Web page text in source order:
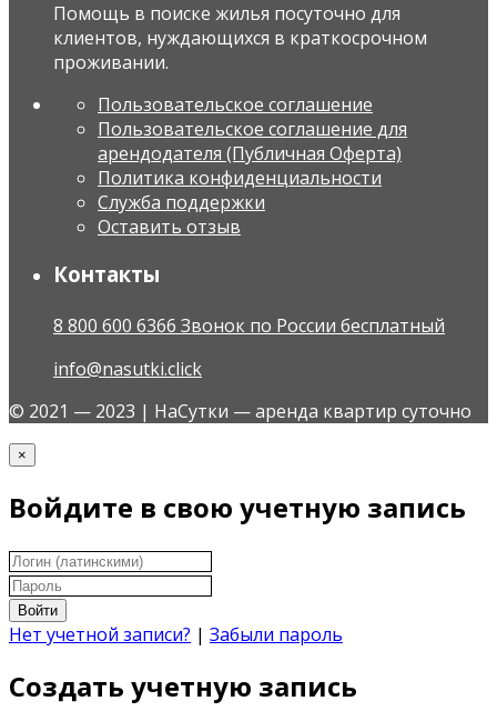
Помощь в поиске жилья посуточно для
клиентов, нуждающихся в краткосрочном
проживании.
Пользовательское соглашение
Пользовательское соглашение для
арендодателя (Публичная Оферта)
Политика конфиденциальности
Служба поддержки
Оставить отзыв
Контакты
8 800 600 6366 Звонок по России бесплатный
info@nasutki.click
© 2021 — 2023 | НаСутки — аренда квартир суточно
×
Войдите в свою учетную запись
Войти
Нет учетной записи? | Забыли пароль
Создать учетную запись